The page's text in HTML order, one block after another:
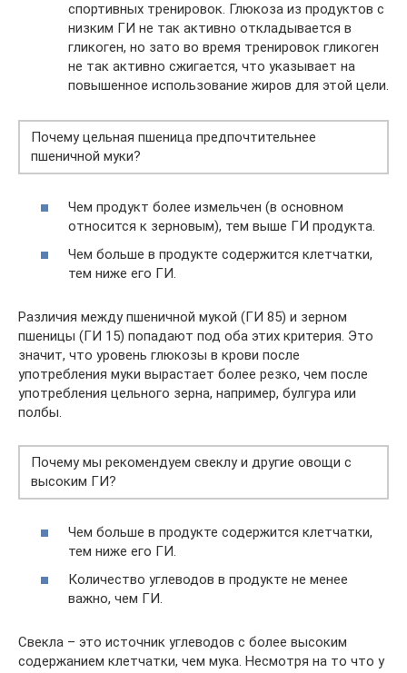
спортивных тренировок. Глюкоза из продуктов с
низким ГИ не так активно откладывается в
гликоген, но зато во время тренировок гликоген
не так активно сжигается, что указывает на
повышенное использование жиров для этой цели.
Почему цельная пшеница предпочтительнее
пшеничной муки?
Чем продукт более измельчен (в основном
относится к зерновым), тем выше ГИ продукта.
Чем больше в продукте содержится клетчатки,
тем ниже его ГИ.
Различия между пшеничной мукой (ГИ 85) и зерном
пшеницы (ГИ 15) попадают под оба этих критерия. Это
значит, что уровень глюкозы в крови после
употребления муки вырастает более резко, чем после
употребления цельного зерна, например, булгура или
полбы.
Почему мы рекомендуем свеклу и другие овощи с
высоким ГИ?
Чем больше в продукте содержится клетчатки,
тем ниже его ГИ.
Количество углеводов в продукте не менее
важно, чем ГИ.
Свекла – это источник углеводов с более высоким
содержанием клетчатки, чем мука. Несмотря на то что у